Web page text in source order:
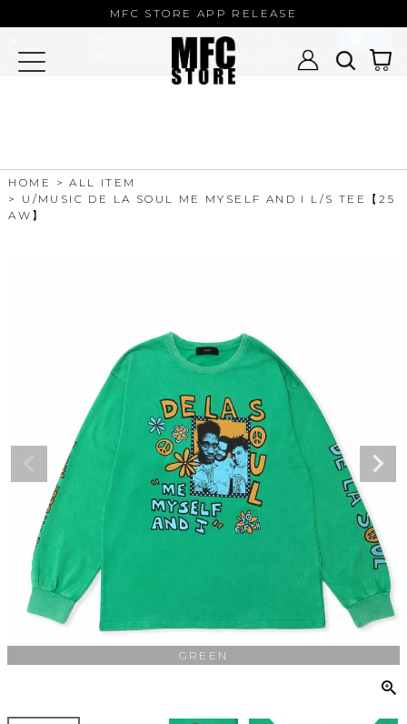
MFC STORE APP RELEASE
HOME
ALL ITEM
U/MUSIC DE LA SOUL ME MYSELF AND I L/S TEE【25
AW】
GREEN
MFC STORE
MFC STORE/EXAMPLE 公式アプリ -
Google Play